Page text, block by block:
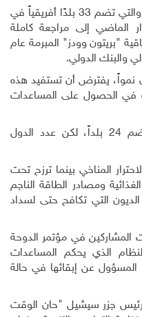
ودعت الدول الــ 46 الأفقر في العالم والتي تضم 33 بلدًا أفريقياً في
الماضي إلى مراجعة كاملة
"بريتون وودز" المبرمة عام
نمواً، يفترض أن تستفيد هذه
في الحصول على المساعدات
في عام 1971 كانت هذه الفئة تضم 24 بلداً، لكن عدد الدول
المناخي بينما ترزح تحت
ومصادر الطاقة الناجم
التي تكافح حتى لسداد
المشاركين في مؤتمر الدوحة
الذي يحكم المساعدات
عن إبقائها في حالة
رئيس جزر سيشيل "حان الوقت